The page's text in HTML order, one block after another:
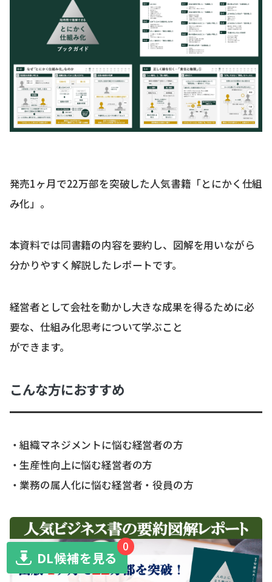
DL候補を見る
0
発売1ヶ月で22万部を突破した人気書籍「とにかく仕組
み化」。
本資料では同書籍の内容を要約し、図解を用いながら
分かりやすく解説したレポートです。
経営者として会社を動かし大きな成果を得るために必
要な、仕組み化思考について学ぶこと
ができます。
こんな方におすすめ
・組織マネジメントに悩む経営者の方
・生産性向上に悩む経営者の方
・業務の属人化に悩む経営者・役員の方